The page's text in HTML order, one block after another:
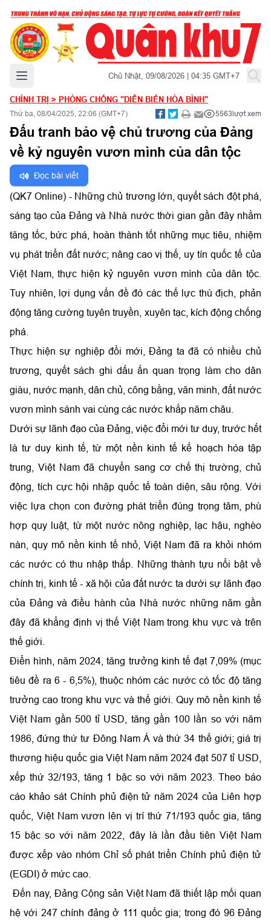
Mở menu chính Chủ Nhật, 09/08/2026 | 04:35 GMT+7
CHÍNH TRỊ > PHÒNG CHỐNG "DIỄN BIẾN HÒA BÌNH"
Thứ ba, 08/04/2025, 22:06 (GMT+7) 5563lượt xem
Đấu tranh bảo vệ chủ trương của Đảng
về kỷ nguyên vươn mình của dân tộc
Đọc bài viết
(QK7 Online) - Những chủ trương lớn, quyết sách đột phá,
sáng tạo của Đảng và Nhà nước thời gian gần đây nhằm
tăng tốc, bức phá, hoàn thành tốt những mục tiêu, nhiệm
vụ phát triển đất nước; nâng cao vị thế, uy tín quốc tế của
Việt Nam, thực hiện kỷ nguyên vươn mình của dân tộc.
Tuy nhiên, lợi dụng vấn đề đó các thế lực thù địch, phản
động tăng cường tuyên truyền, xuyên tạc, kích động chống
phá.
Thực hiện sự nghiệp đổi mới, Đảng ta đã có nhiều chủ
trương, quyết sách ghi dấu ấn quan trọng làm cho dân
giàu, nước mạnh, dân chủ, công bằng, văn minh, đất nước
vươn mình sánh vai cùng các nước khắp năm châu.
Dưới sự lãnh đạo của Đảng, việc đổi mới tư duy, trước hết
là tư duy kinh tế, từ một nền kinh tế kế hoạch hóa tập
trung, Việt Nam đã chuyển sang cơ chế thị trường, chủ
động, tích cực hội nhập quốc tế toàn diện, sâu rộng. Với
việc lựa chọn con đường phát triển đúng trọng tâm, phù
hợp quy luật, từ một nước nông nghiệp, lạc hậu, nghèo
nàn, quy mô nền kinh tế nhỏ, Việt Nam đã ra khỏi nhóm
các nước có thu nhập thấp. Những thành tựu nổi bật về
chính trị, kinh tế - xã hội của đất nước ta dưới sự lãnh đạo
của Đảng và điều hành của Nhà nước những năm gần
đây đã khẳng định vị thế Việt Nam trong khu vực và trên
thế giới.
Điển hình, năm 2024, tăng trưởng kinh tế đạt 7,09% (mục
tiêu đề ra 6 - 6,5%), thuộc nhóm các nước có tốc độ tăng
trưởng cao trong khu vực và thế giới. Quy mô nền kinh tế
Việt Nam gần 500 tỉ USD, tăng gần 100 lần so với năm
1986, đứng thứ tư Đông Nam Á và thứ 34 thế giới; giá trị
thương hiệu quốc gia Việt Nam năm 2024 đạt 507 tỉ USD,
xếp thứ 32/193, tăng 1 bậc so với năm 2023. Theo báo
cáo khảo sát Chính phủ điện tử năm 2024 của Liên hợp
quốc, Việt Nam vươn lên vị trí thứ 71/193 quốc gia, tăng
15 bậc so với năm 2022, đây là lần đầu tiên Việt Nam
được xếp vào nhóm Chỉ số phát triển Chính phủ điện tử
(EGDI) ở mức cao.
Đến nay, Đảng Cộng sản Việt Nam đã thiết lập mối quan
hệ với 247 chính đảng ở 111 quốc gia; trong đó 96 Đảng